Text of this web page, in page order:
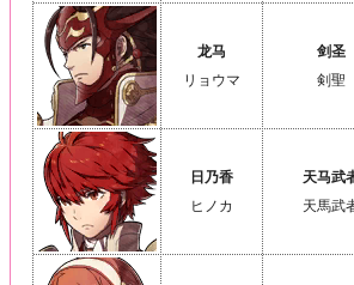
龙马
リョウマ
剑圣
剣聖
日乃香
ヒノカ
天马武
天馬武